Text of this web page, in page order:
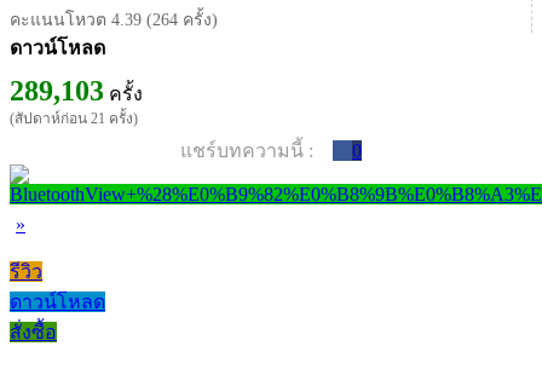
คะแนนโหวต 4.39 (264 ครั้ง)
ดาวน์โหลด
289,103 ครั้ง
(สัปดาห์ก่อน 21 ครั้ง)
แชร์บทความนี้ : 0
»
รีวิว
ดาวน์โหลด
สั่งซื้อ